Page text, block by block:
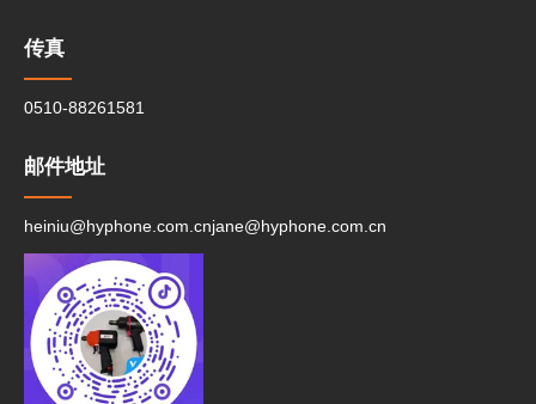
传真
0510-88261581
邮件地址
heiniu@hyphone.com.cnjane@hyphone.com.cn